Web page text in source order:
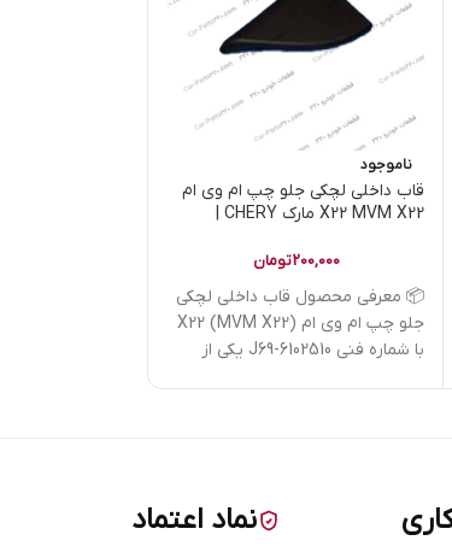
ناموجود
قاب داخلی لچکی جلو چپ ام وی ام
X22 MVM X22 مارک CHERY |
200,000تومان
📦 معرفی محصول قاب داخلی لچکی
جلو چپ ام وی ام X22 (MVM X22)
با شماره فنی J69-6102510 یکی از
نماد اعتماد